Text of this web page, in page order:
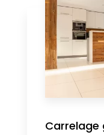
Carrelage